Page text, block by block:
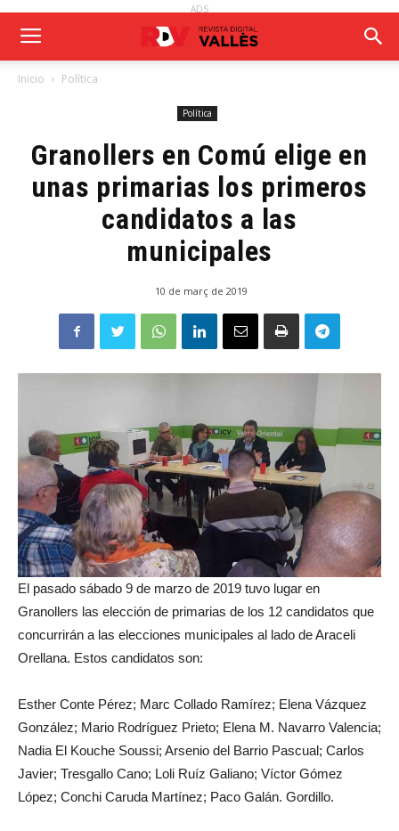
ADS
Inicio Política
Política
Granollers en Comú elige en
unas primarias los primeros
candidatos a las
municipales
10 de març de 2019
El pasado sábado 9 de marzo de 2019 tuvo lugar en
Granollers las elección de primarias de los 12 candidatos que
concurrirán a las elecciones municipales al lado de Araceli
Orellana. Estos candidatos son:
Esther Conte Pérez; Marc Collado Ramírez; Elena Vázquez
González; Mario Rodríguez Prieto; Elena M. Navarro Valencia;
Nadia El Kouche Soussi; Arsenio del Barrio Pascual; Carlos
Javier; Tresgallo Cano; Loli Ruíz Galiano; Víctor Gómez
López; Conchi Caruda Martínez; Paco Galán. Gordillo.